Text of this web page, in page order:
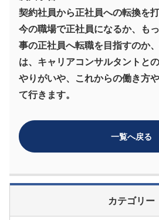
契約社員から正社員への転換を
今の職場で正社員になるか、も
事の正社員へ転職を目指すのか
は、キャリアコンサルタントと
やりがいや、これからの働き方
て行きます。
一覧へ戻る
カテゴリー